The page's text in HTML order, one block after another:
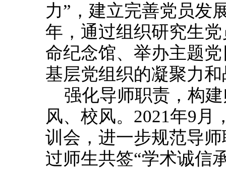
力”，建立完善党员发
年，通过组织研究生
命纪念馆、举办主题
基层党组织的凝聚力
强化导师职责，构
风、校风。2021年9月
训会，进一步规范导
过师生共签“学术诚信